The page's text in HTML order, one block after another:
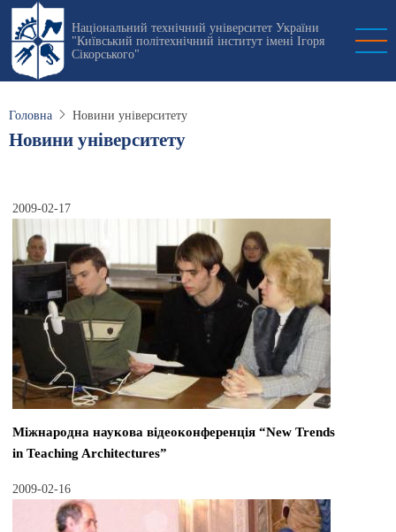
Перейти
основного
вмісту
Національний технічний університет України
"Київський політехнічний інститут імені Ігоря
Сікорського"
Головна Новини університету
Новини університету
2009-02-17
Міжнародна наукова відеоконференція “New Trends
in Teaching Architectures”
2009-02-16